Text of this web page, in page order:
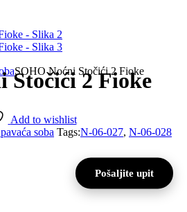
SOHO Noćni Stočići 2 Fioke
Stočići 2 Fioke
Add to wishlist
soba Tags:N-06-027, N-06-028
Pošaljite upit